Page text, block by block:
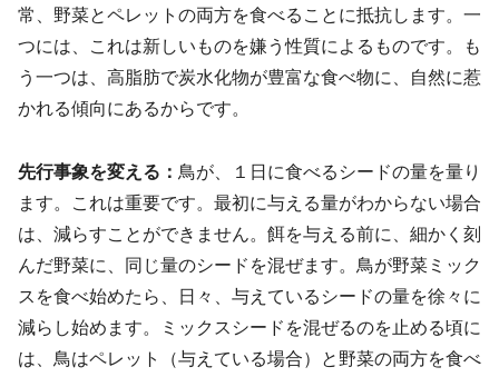
常、野菜とペレットの両方を食べることに抵抗します。一
つには、これは新しいものを嫌う性質によるものです。も
う一つは、高脂肪で炭水化物が豊富な食べ物に、自然に惹
かれる傾向にあるからです。
先行事象を変える： 鳥が、１日に食べるシードの量を量り
ます。これは重要です。最初に与える量がわからない場合
は、減らすことができません。餌を与える前に、細かく刻
んだ野菜に、同じ量のシードを混ぜます。鳥が野菜ミック
スを食べ始めたら、日々、与えているシードの量を徐々に
減らし始めます。ミックスシードを混ぜるのを止める頃に
は、鳥はペレット（与えている場合）と野菜の両方を食べ